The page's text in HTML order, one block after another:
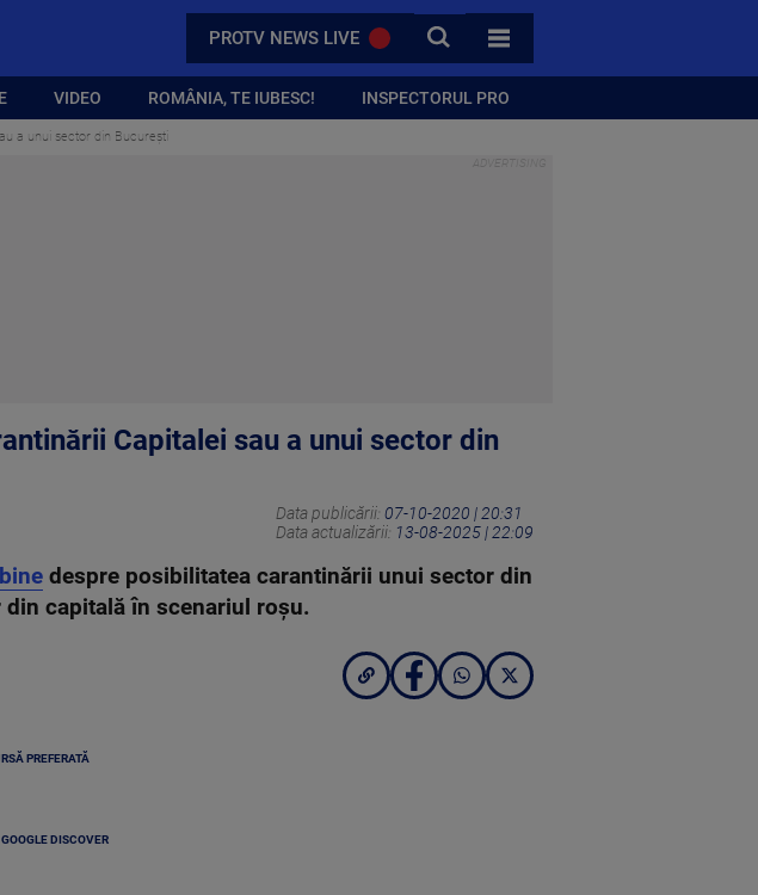
PROTV NEWS LIVE CAUTA
TOATE CATEGORIILE
VIDEO ROMÂNIA, TE IUBESC! INSPECTORUL PRO
a unui sector din București
Capitalei sau a unui sector din
Data publicării: 07-10-2020 | 20:31
Data actualizării: 13-08-2025 | 22:09
despre posibilitatea carantinării unui sector din
capitală în scenariul roșu.
PREFERATĂ
DISCOVER